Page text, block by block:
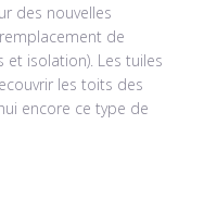
des nouvelles
de
isolation). Les tuiles
les toits des
encore ce type de